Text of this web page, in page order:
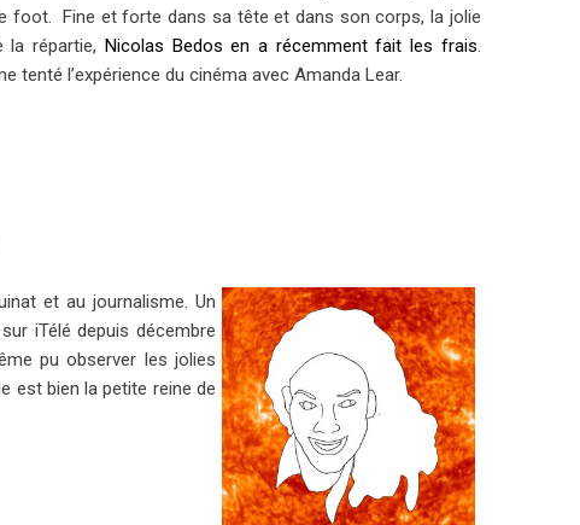
foot. Fine et forte dans sa tête et dans son corps, la jolie
répartie, Nicolas Bedos en a récemment fait les frais.
tenté l’expérience du cinéma avec Amanda Lear.
et au journalisme. Un
iTélé depuis décembre
pu observer les jolies
est bien la petite reine de